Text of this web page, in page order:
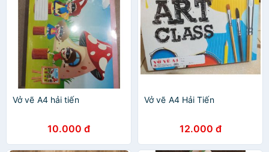
Vở vẽ A4 hải tiến
10.000 đ
Vở vẽ A4 Hải Tiến
12.000 đ